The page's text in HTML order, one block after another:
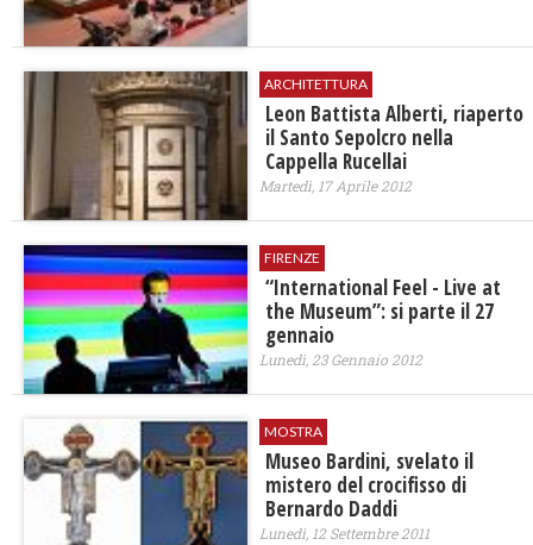
ARCHITETTURA
Leon Battista Alberti, riaperto
il Santo Sepolcro nella
Cappella Rucellai
Martedì, 17 Aprile 2012
FIRENZE
“International Feel - Live at
the Museum”: si parte il 27
gennaio
Lunedì, 23 Gennaio 2012
MOSTRA
Museo Bardini, svelato il
mistero del crocifisso di
Bernardo Daddi
Lunedì, 12 Settembre 2011